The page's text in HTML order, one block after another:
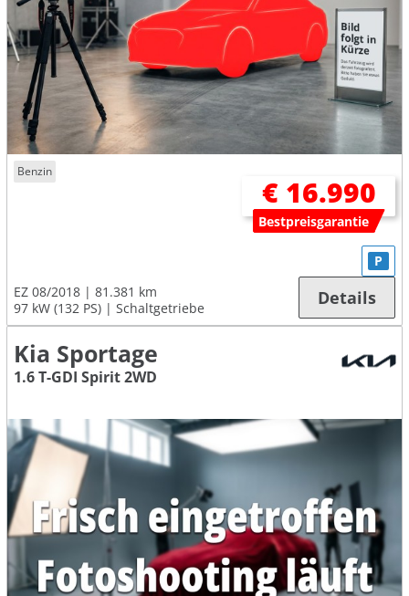
Benzin
€ 16.990
Bestpreisgarantie
EZ 08/2018
81.381 km
97 kW (132 PS)
Schaltgetriebe
P
Details
Kia Sportage
1.6 T-GDI Spirit 2WD